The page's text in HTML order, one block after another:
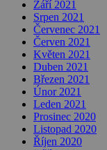
Září 2021
Srpen 2021
Červenec 2021
Červen 2021
Květen 2021
Duben 2021
Březen 2021
Únor 2021
Leden 2021
Prosinec 2020
Listopad 2020
Říjen 2020